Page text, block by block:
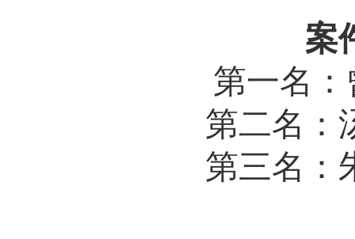
案
第一名：
第二名：
第三名：